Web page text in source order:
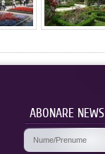
ABONARE